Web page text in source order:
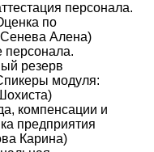
персонала.
по
Алена)
персонала.
резерв
модуля:
компенсации и
предприятия
Карина)